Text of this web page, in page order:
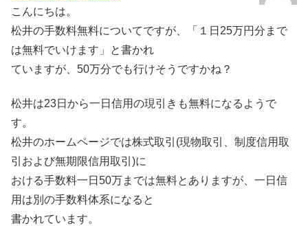
こんにちは。
松井の手数料無料についてですが、「１日25万円分まで
は無料でいけます」と書かれ
ていますが、50万分でも行けそうですかね？
松井は23日から一日信用の現引きも無料になるようで
す。
松井のホームページでは株式取引(現物取引、制度信用取
引および無期限信用取引)に
おける手数料一日50万までは無料とありますが、一日信
用は別の手数料体系になると
書かれています。